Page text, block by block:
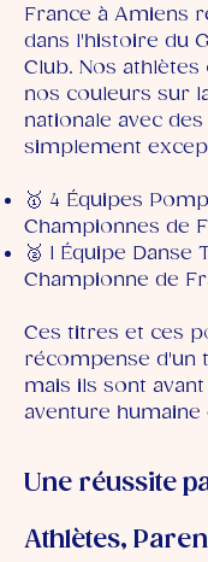
France à Amiens
dans l'histoire du
Club. Nos
nos couleurs sur
nationale avec
simplement
🥇 4 Équipes
Championnes de
🥈 1 Équipe Danse
Championne de
Ces titres et ces
récompense d'un
mais ils sont
aventure
Une réussite
Athlètes,